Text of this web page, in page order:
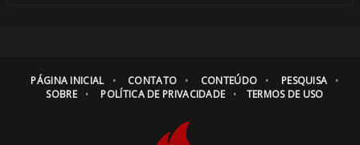
PÁGINA INICIAL CONTATO CONTEÚDO
PESQUISA
SOBRE
POLÍTICA DE PRIVACIDADE TERMOS DE USO